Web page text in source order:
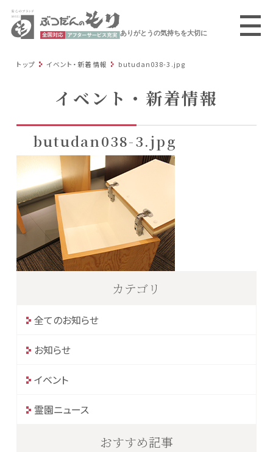
ありがとうの気持ちを大切に
トップ イベント・新着情報 butudan038-3.jpg
イベント・新着情報
butudan038-3.jpg
カテゴリ
全てのお知らせ
お知らせ
イベント
霊園ニュース
おすすめ記事